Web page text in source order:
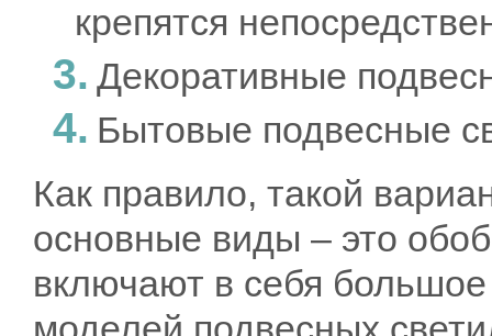
крепятся
Декоративные
Бытовые подвесные
Как правило, такой
основные виды – это
включают в себя